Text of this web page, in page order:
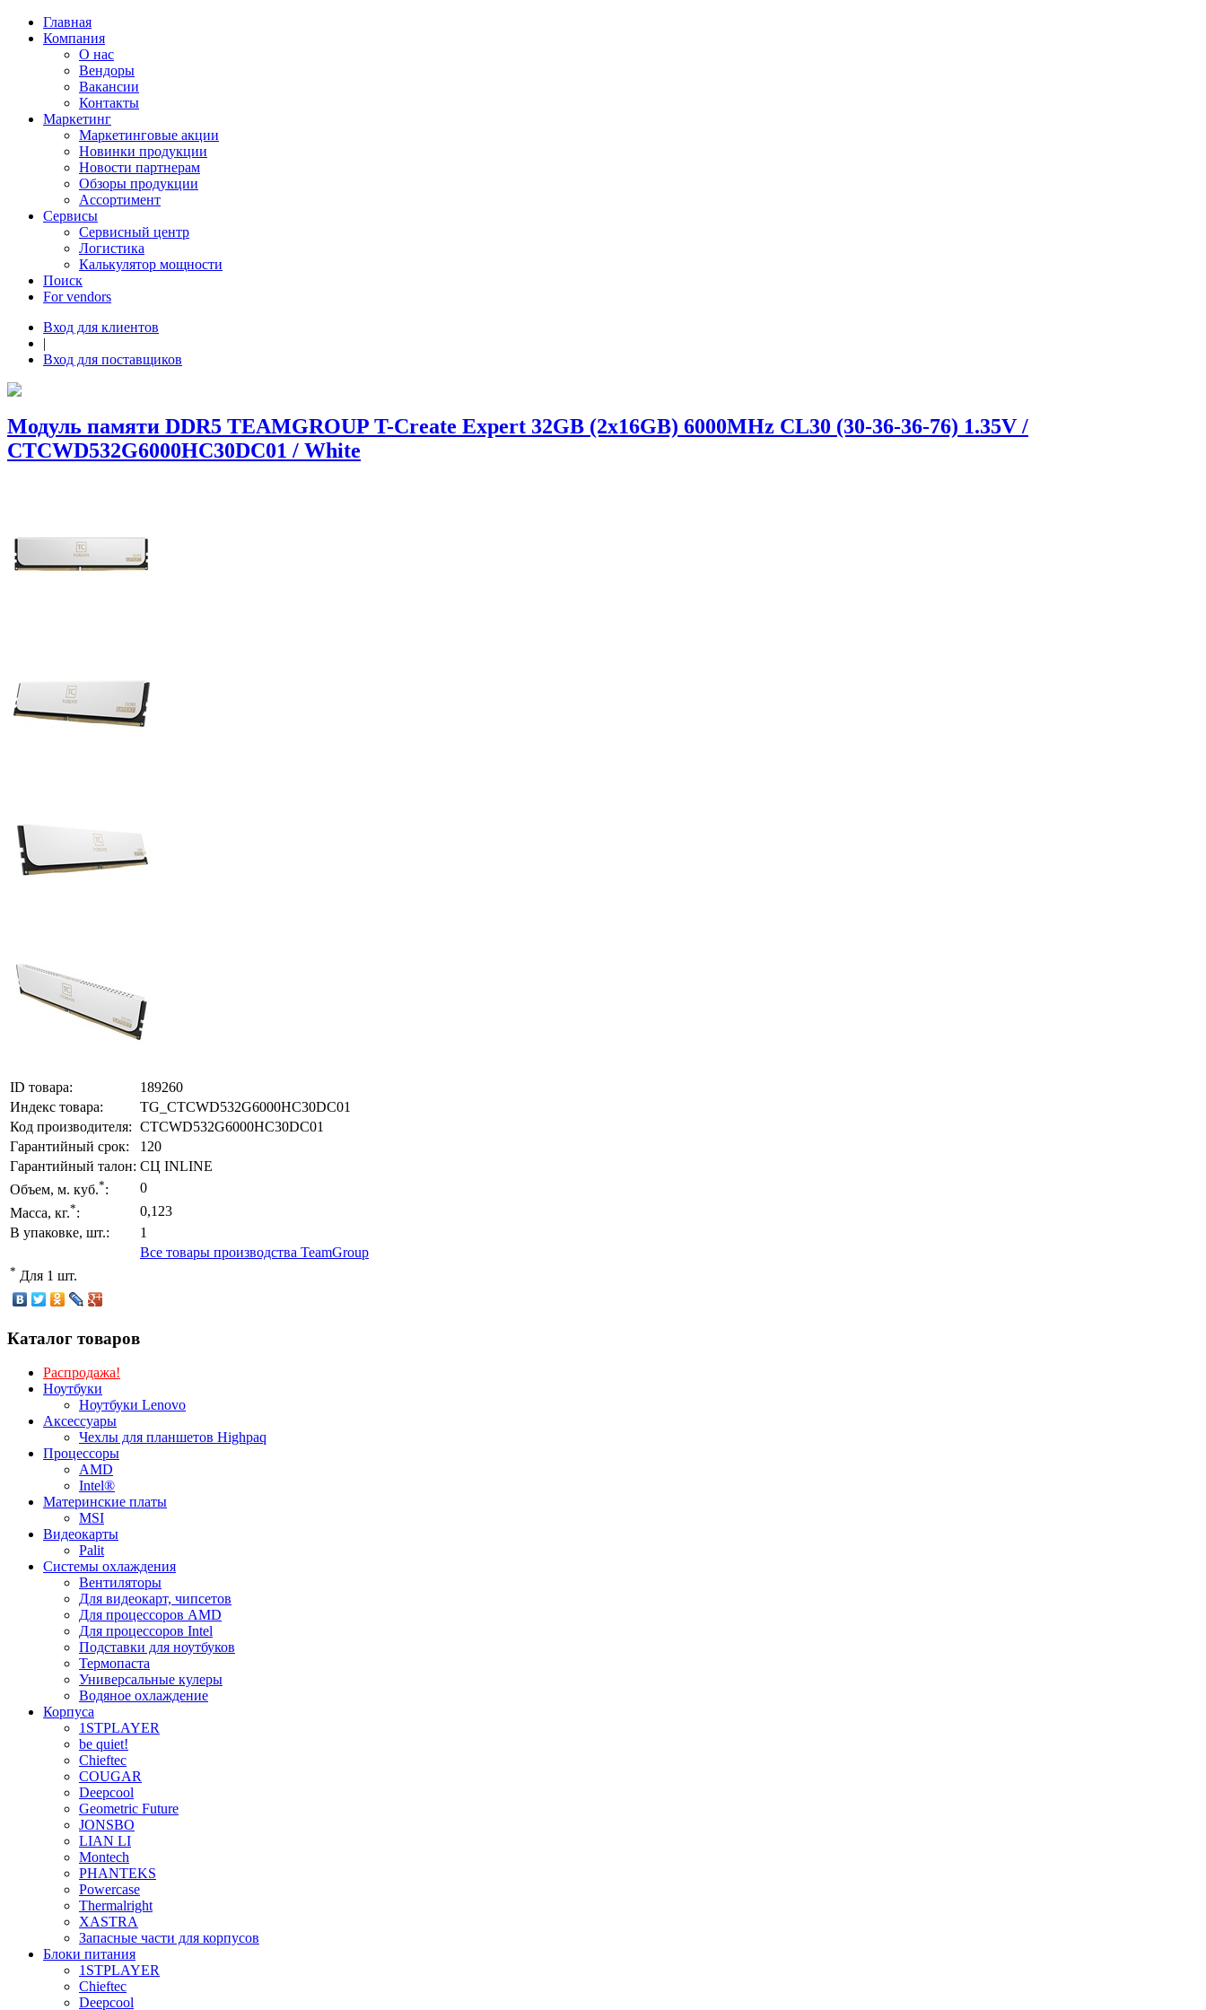
Главная
Компания
О нас
Вендоры
Вакансии
Контакты
Маркетинг
Маркетинговые акции
Новинки продукции
Новости партнерам
Обзоры продукции
Ассортимент
Сервисы
Сервисный центр
Логистика
Калькулятор мощности
Поиск
For vendors
Вход для клиентов
|
Вход для поставщиков
Модуль памяти DDR5 TEAMGROUP T-Create Expert 32GB (2x16GB) 6000MHz CL30 (30-36-36-76) 1.35V /
CTCWD532G6000HC30DC01 / White
ID товара:
189260
Индекс товара:
TG_CTCWD532G6000HC30DC01
Код производителя: CTCWD532G6000HC30DC01
Гарантийный срок:
120
Гарантийный талон: СЦ INLINE
Объем, м. куб.*:
0
Масса, кг.*:
0,123
В упаковке, шт.:
1
Все товары производства TeamGroup
* Для 1 шт.
Каталог товаров
Распродажа!
Ноутбуки
Ноутбуки Lenovo
Аксессуары
Чехлы для планшетов Highpaq
Процессоры
AMD
Intel®
Материнские платы
MSI
Видеокарты
Palit
Системы охлаждения
Вентиляторы
Для видеокарт, чипсетов
Для процессоров AMD
Для процессоров Intel
Подставки для ноутбуков
Термопаста
Универсальные кулеры
Водяное охлаждение
Корпуса
1STPLAYER
be quiet!
Chieftec
COUGAR
Deepcool
Geometric Future
JONSBO
LIAN LI
Montech
PHANTEKS
Powercase
Thermalright
XASTRA
Запасные части для корпусов
Блоки питания
1STPLAYER
Chieftec
Deepcool